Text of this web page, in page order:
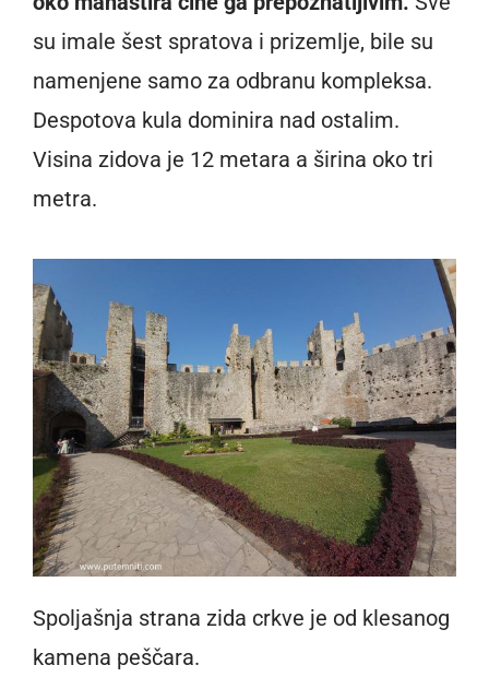
su imale šest spratova i prizemlje, bile su
namenjene samo za odbranu kompleksa.
Despotova kula dominira nad ostalim.
Visina zidova je 12 metara a širina oko tri
metra.
Spoljašnja strana zida crkve je od klesanog
kamena peščara.